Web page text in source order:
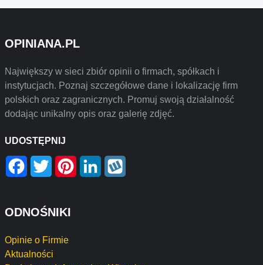
OPINIANA.PL
Największy w sieci zbiór opinii o firmach, spółkach i
instytucjach. Poznaj szczegółowe dane i lokalizację firm
polskich oraz zagranicznych. Promuj swoją działalność
dodając unikalny opis oraz galerię zdjęć.
UDOSTĘPNIJ
Facebook
Twitter PinterestLinkedIn
ODNOŚNIKI
Opinie o Firmie
Aktualności